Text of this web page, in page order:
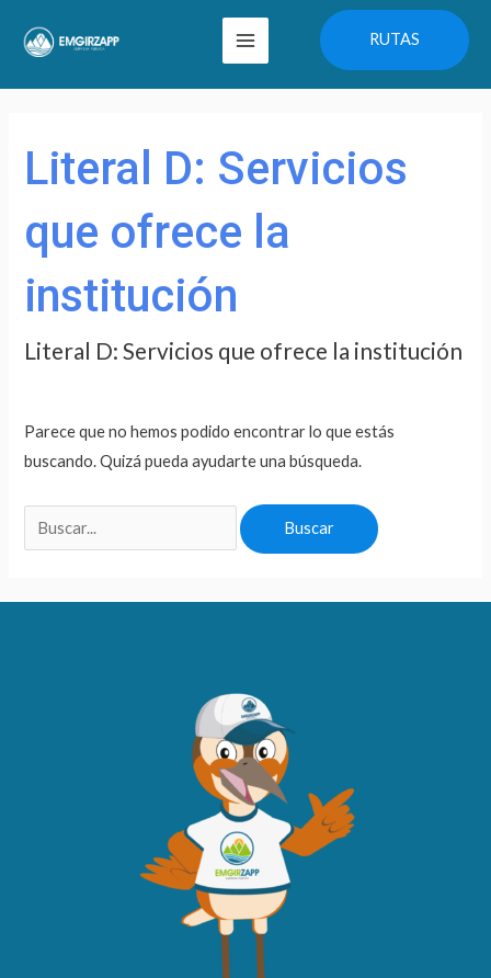
Main
Menu
RUTAS
Literal D: Servicios
que ofrece la
institución
Literal D: Servicios que ofrece la institución
Parece que no hemos podido encontrar lo que estás
buscando. Quizá pueda ayudarte una búsqueda.